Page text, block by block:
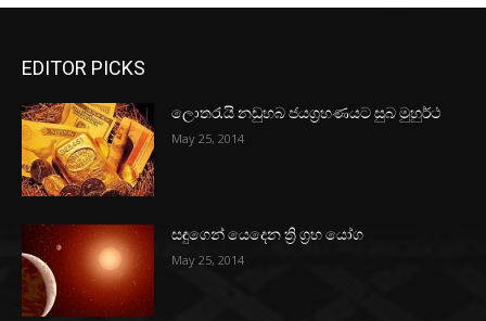
EDITOR PICKS
ලොතරැයි නඩුහබ ජයග්‍රහණයට සුබ මුහුර්ථ
May 25, 2014
සඳුගෙන් යෙදෙන ත්‍රි ග්‍රහ යෝග
May 25, 2014